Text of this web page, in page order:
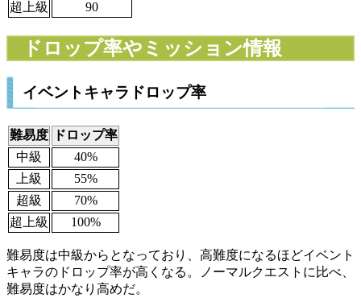
超上級 90
ドロップ率やミッション情報
イベントキャラドロップ率
難易度
ドロップ率
中級
40%
上級
55%
超級
70%
超上級
100%
難易度は中級からとなっており、高難度になるほどイベント
キャラのドロップ率が高くなる。ノーマルクエストに比べ、
難易度はかなり高めだ。